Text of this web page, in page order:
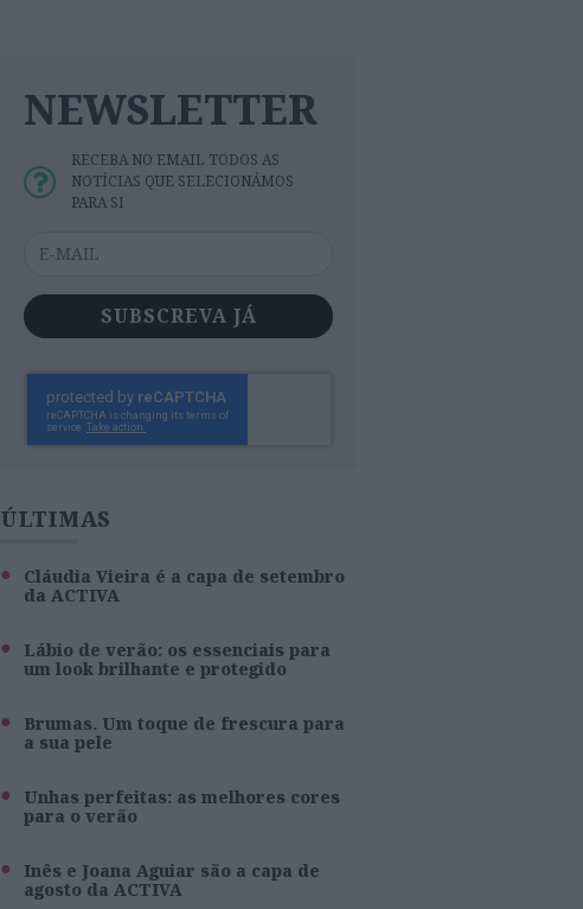
NEWSLETTER
RECEBA NO EMAIL TODOS AS
NOTÍCIAS QUE SELECIONÁMOS
PARA SI
SUBSCREVA JÁ
ÚLTIMAS
Cláudia Vieira é a capa de setembro
da ACTIVA
Lábio de verão: os essenciais para
um look brilhante e protegido
Brumas. Um toque de frescura para
a sua pele
Unhas perfeitas: as melhores cores
para o verão
Inês e Joana Aguiar são a capa de
agosto da ACTIVA